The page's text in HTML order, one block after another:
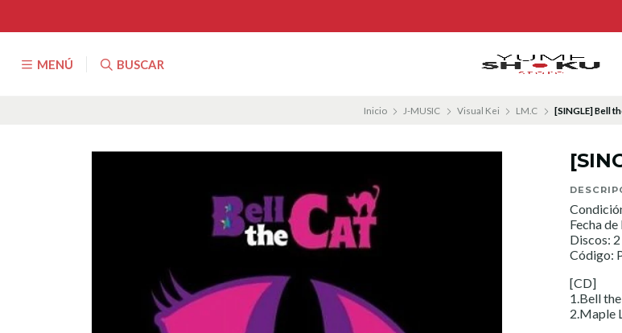
MENÚ BUSCAR
Inicio J-MUSIC Visual Kei LM.C [SINGLE] Bell
Fecha
Discos:
Código:
[CD]
1.Bell
2.Maple